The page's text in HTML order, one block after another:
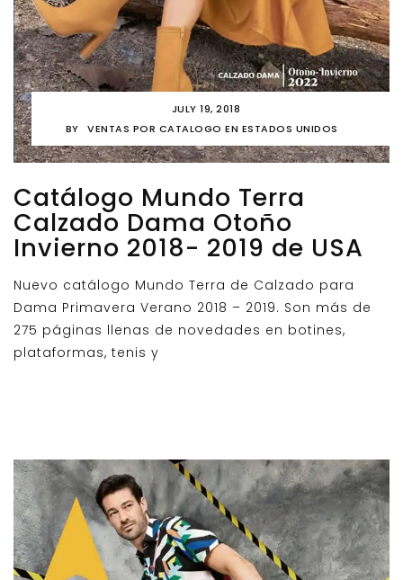
JULY 19, 2018
BY
VENTAS POR CATALOGO EN ESTADOS UNIDOS
Catálogo Mundo Terra
Calzado Dama Otoño
Invierno 2018- 2019 de USA
Nuevo catálogo Mundo Terra de Calzado para
Dama Primavera Verano 2018 – 2019. Son más de
275 páginas llenas de novedades en botines,
plataformas, tenis y